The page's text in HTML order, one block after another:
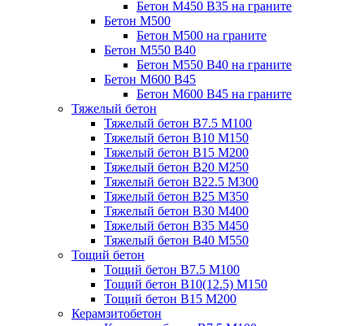
Бетон М450 В35 на граните
Бетон М500
Бетон М500 на граните
Бетон М550 В40
Бетон М550 В40 на граните
Бетон М600 В45
Бетон М600 В45 на граните
Тяжелый бетон
Тяжелый бетон В7.5 М100
Тяжелый бетон В10 М150
Тяжелый бетон В15 М200
Тяжелый бетон В20 М250
Тяжелый бетон В22.5 М300
Тяжелый бетон В25 М350
Тяжелый бетон В30 М400
Тяжелый бетон В35 М450
Тяжелый бетон В40 М550
Тощий бетон
Тощий бетон В7.5 М100
Тощий бетон В10(12.5) М150
Тощий бетон В15 М200
Керамзитобетон